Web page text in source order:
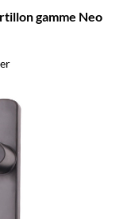
gamme Neo